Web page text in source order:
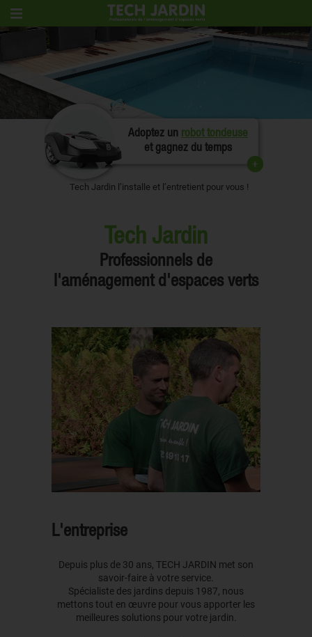
Adoptez un robot tondeuse
et gagnez du temps
Tech Jardin l’installe et l’entretient pour vous !
Tech Jardin
Professionnels de
l'aménagement d'espaces verts
L'entreprise
Depuis plus de 30 ans, TECH JARDIN met son
savoir-faire à votre service.
Spécialiste des jardins depuis 1987, nous
mettons tout en œuvre pour vous apporter les
meilleures solutions pour votre jardin.